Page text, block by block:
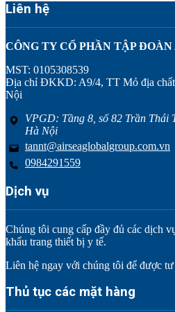
Liên hệ
CÔNG TY CỔ PHẦN TẬP
MST: 0105308539
Địa chỉ ĐKKD: A9/4, TT Mỏ địa
Nội
VPGD: Tầng 8, số 82 Trần Thái
Hà Nội
tannt@airseaglobalgroup.com.vn
0984291559
Dịch vụ
Chúng tôi cung cấp đầy đủ các dịch
khẩu trang thiết bị y tế.
Liên hệ ngay với chúng tôi để được
Thủ tục các mặt hàng